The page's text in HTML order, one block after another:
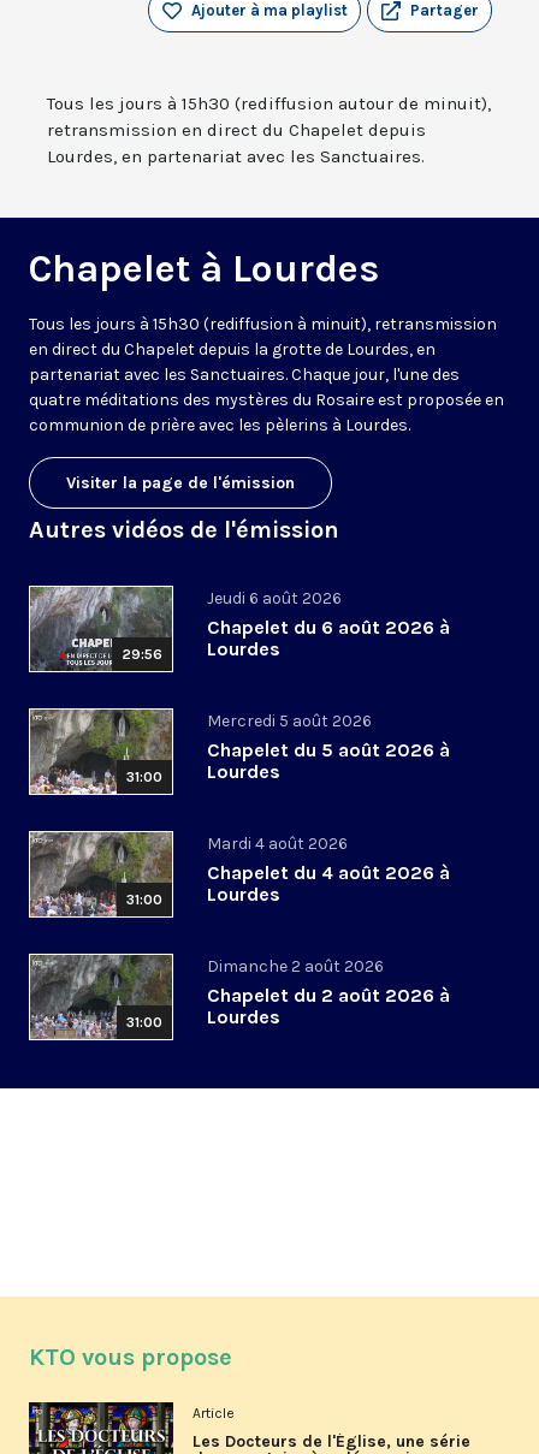
Partager
Ajouter à ma playlist
Tous les jours à 15h30 (rediffusion autour de minuit),
retransmission en direct du Chapelet depuis
Lourdes, en partenariat avec les Sanctuaires.
Chapelet à Lourdes
Tous les jours à 15h30 (rediffusion à minuit), retransmission
en direct du Chapelet depuis la grotte de Lourdes, en
partenariat avec les Sanctuaires. Chaque jour, l'une des
quatre méditations des mystères du Rosaire est proposée en
communion de prière avec les pèlerins à Lourdes.
Visiter la page de l'émission
Autres vidéos de l'émission
29:56
Jeudi 6 août 2026
Chapelet du 6 août 2026 à
Lourdes
31:00
Mercredi 5 août 2026
Chapelet du 5 août 2026 à
Lourdes
31:00
Mardi 4 août 2026
Chapelet du 4 août 2026 à
Lourdes
31:00
Dimanche 2 août 2026
Chapelet du 2 août 2026 à
Lourdes
KTO vous propose
Article
Les Docteurs de l'Église, une série